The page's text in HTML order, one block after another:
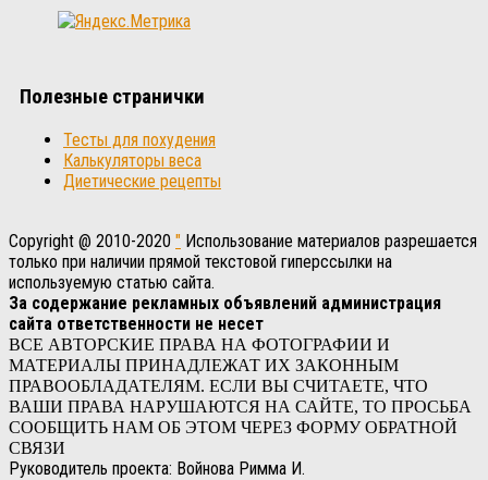
Полезные странички
Тесты для похудения
Калькуляторы веса
Диетические рецепты
Copyright @ 2010-2020 " Использование материалов разрешается
только при наличии прямой текстовой гиперссылки на
используемую статью сайта.
За содержание рекламных объявлений администрация
сайта ответственности не несет
ВСЕ АВТОРСКИЕ ПРАВА НА ФОТОГРАФИИ И
МАТЕРИАЛЫ ПРИНАДЛЕЖАТ ИХ ЗАКОННЫМ
ПРАВООБЛАДАТЕЛЯМ. ЕСЛИ ВЫ СЧИТАЕТЕ, ЧТО
ВАШИ ПРАВА НАРУШАЮТСЯ НА САЙТЕ, ТО ПРОСЬБА
СООБЩИТЬ НАМ ОБ ЭТОМ ЧЕРЕЗ ФОРМУ ОБРАТНОЙ
СВЯЗИ
Руководитель проекта: Войнова Римма И.